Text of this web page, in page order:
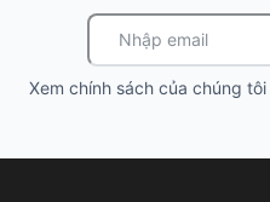
Xem chính sách của chúng tôi